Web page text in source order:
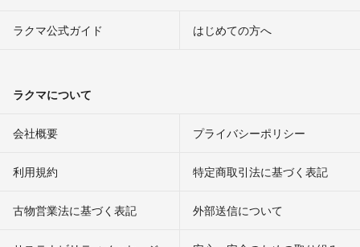
ラクマ公式ガイド はじめての方へ
ラクマについて
会社概要 プライバシーポリシー
利用規約 特定商取引法に基づく表記
古物営業法に基づく表記 外部送信について